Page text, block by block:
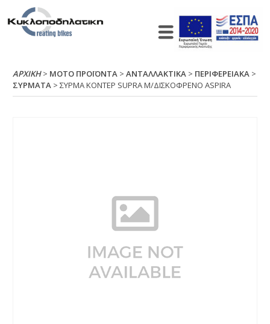
ΑΡΧΙΚΉ> ΜΟΤΟ ΠΡΟΪΟΝΤΑ >ΑΝΤΑΛΛΑΚΤΙΚΑ > ΠΕΡΙΦΕΡΕΙΑΚΑ >
ΣΥΡΜΑΤΑ > ΣΥΡΜΑ ΚΟΝΤΕΡ SUΡRΑ Μ/ΔΙΣΚΟΦΡΕΝΟ ΑSΡΙRΑ